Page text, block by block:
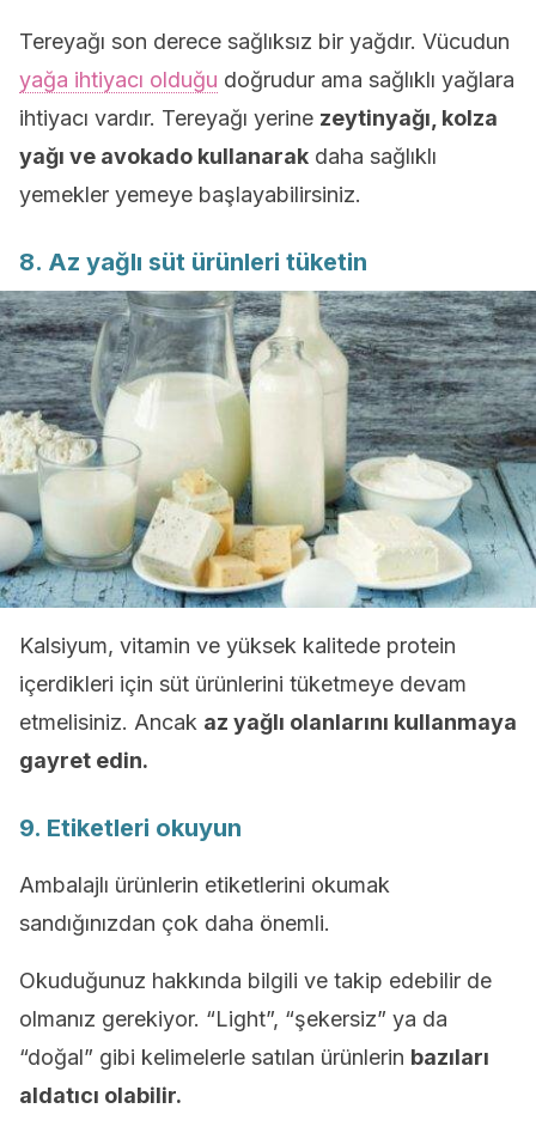
Tereyağı son derece sağlıksız bir yağdır. Vücudun
yağa ihtiyacı olduğu doğrudur ama sağlıklı yağlara
ihtiyacı vardır. Tereyağı yerine zeytinyağı, kolza
yağı ve avokado kullanarak daha sağlıklı
yemekler yemeye başlayabilirsiniz.
8. Az yağlı süt ürünleri tüketin
Kalsiyum, vitamin ve yüksek kalitede protein
içerdikleri için süt ürünlerini tüketmeye devam
etmelisiniz. Ancak az yağlı olanlarını kullanmaya
gayret edin.
9. Etiketleri okuyun
Ambalajlı ürünlerin etiketlerini okumak
sandığınızdan çok daha önemli.
Okuduğunuz hakkında bilgili ve takip edebilir de
olmanız gerekiyor. “Light”, “şekersiz” ya da
“doğal” gibi kelimelerle satılan ürünlerin bazıları
aldatıcı olabilir.